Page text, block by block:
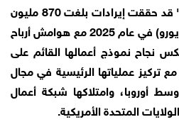
كانت "إم بي إس اللوجستية" قد حققت إيرادات بلغت 870 مليون
درهم (ما يعادل 205 ملايين يورو) في عام 2025 مع هوامش أرباح
نجاح نموذج أعمالها القائم على
تركيز عملياتها الرئيسية في مجال
أوروبا، وامتلاكها شبكة أعمال
المتحدة الأمريكية.